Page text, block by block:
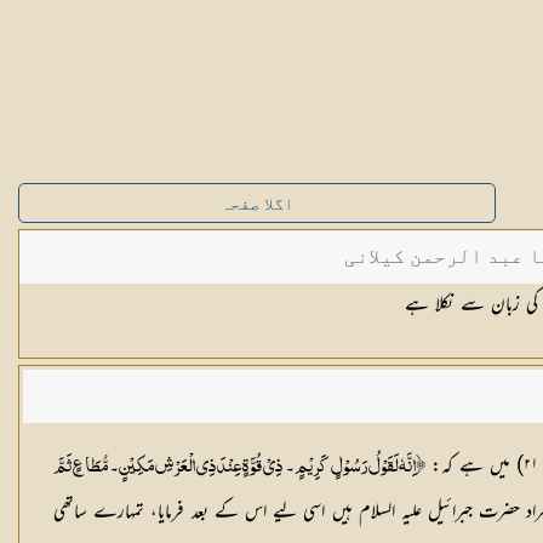
اگلا صفحہ
عبد الرحمن کیلانی
زبان سے نکلا ہے
﴿اِنَّهٗ لَقَوْلُ رَسُوْلٍ كَرِيْمٍ۔ذِيْ قُوَّةٍ عِنْدَ ذِي الْعَرْشِ مَكِيْنٍ۔مُّطَاعٍ ثَمَّ
جبرائیل علیہ السلام ہیں اسی لیے اس كے بعد فرمایا، تمہارے ساتھی